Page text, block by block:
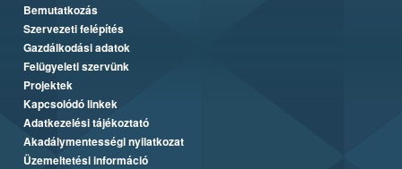
Bemutatkozás
Szervezeti felépítés
Gazdálkodási adatok
Felügyeleti szervünk
Projektek
Kapcsolódó linkek
Adatkezelési tájékoztató
Akadálymentességi nyilatkozat
Üzemeltetési információ